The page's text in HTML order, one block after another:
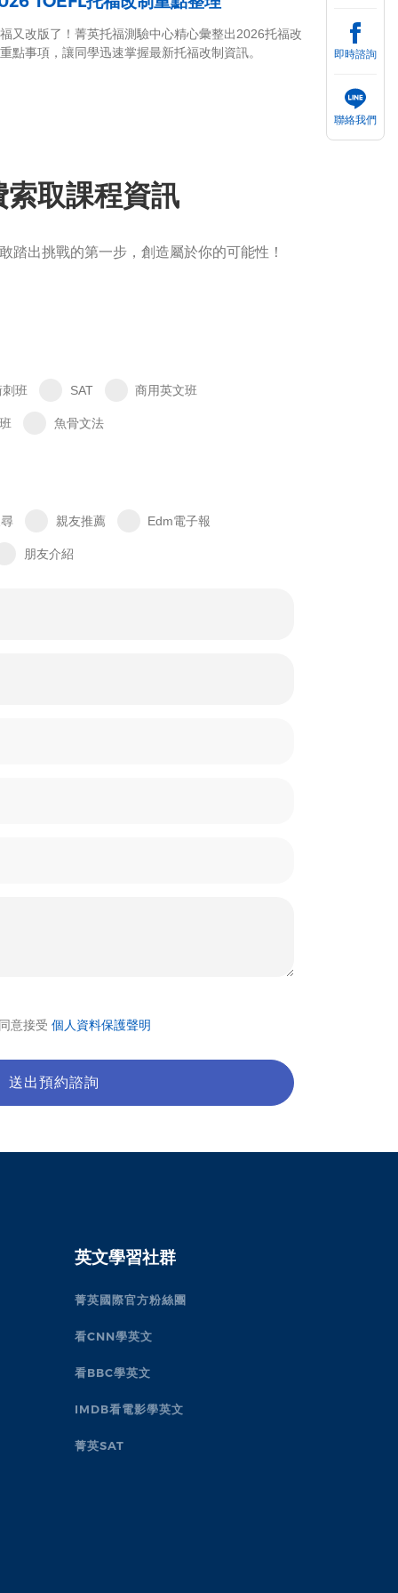
又改版了！菁英托福測驗中心精心彙整出2026托福改
點事項，讓同學迅速掌握最新托福改制資訊。
取課程資訊
踏出挑戰的第一步，創造屬於你的可能性！
刺班 SAT 商用英文班
魚骨文法
親友推薦 Edm電子報
朋友介紹
意接受 個人資料保護聲明
送出預約諮詢
英文學習社群
菁英國際官方粉絲團
看CNN學英文
看BBC學英文
IMDB看電影學英文
菁英SAT
即時諮詢
聯絡我們